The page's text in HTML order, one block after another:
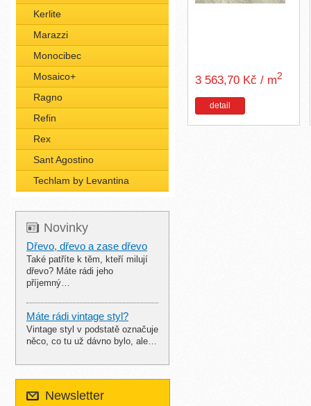
Kerlite
Marazzi
Monocibec
Mosaico+
Ragno
Refin
Rex
Sant Agostino
Techlam by Levantina
Novinky
Dřevo, dřevo a zase dřevo
Také patříte k těm, kteří milují
dřevo? Máte rádi jeho
příjemný…
Máte rádi vintage styl?
Vintage styl v podstatě označuje
něco, co tu už dávno bylo, ale…
Newsletter
3 563,70 Kč / m2
detail